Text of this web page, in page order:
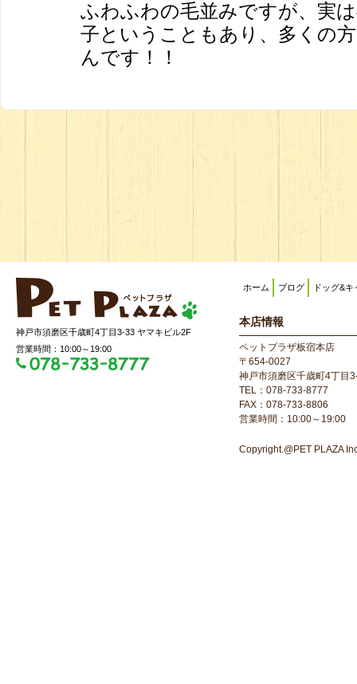
ふわふわの毛並みですが、実
子ということもあり、多くの
んです！！
神戸市須磨区千歳町4丁目3-33 ヤマキビル2F
営業時間：10:00～19:00
ホーム ブログ ドッグ&キ
本店情報
ペットプラザ板宿本店
〒654-0027
神戸市須磨区千歳町4丁目
TEL：078-733-8777
FAX：078-733-8806
営業時間：10:00～19:00
Copyright.@PET PLAZA